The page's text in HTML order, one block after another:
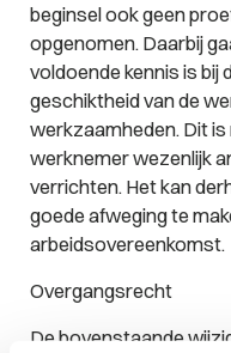
beginsel ook geen
opgenomen. Daarbij
voldoende kennis is bij
geschiktheid van de
werkzaamheden. Dit is
werknemer wezenlijk
verrichten. Het kan
goede afweging te
arbeidsovereenkomst.
Overgangsrecht
De bovenstaande